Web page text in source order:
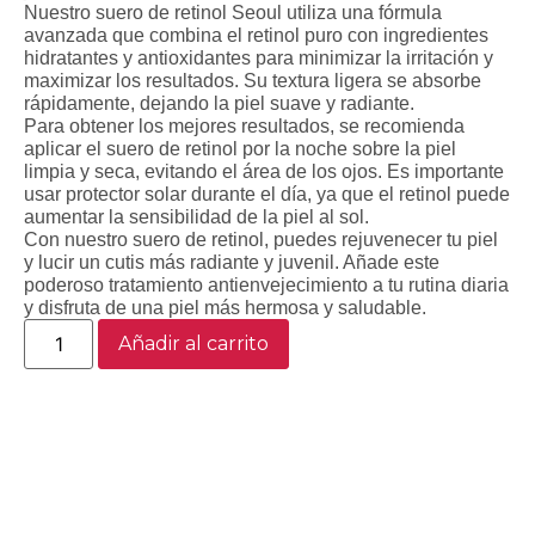
Nuestro suero de retinol Seoul utiliza una fórmula
avanzada que combina el retinol puro con ingredientes
hidratantes y antioxidantes para minimizar la irritación y
maximizar los resultados. Su textura ligera se absorbe
rápidamente, dejando la piel suave y radiante.
Para obtener los mejores resultados, se recomienda
aplicar el suero de retinol por la noche sobre la piel
limpia y seca, evitando el área de los ojos. Es importante
usar protector solar durante el día, ya que el retinol puede
aumentar la sensibilidad de la piel al sol.
Con nuestro suero de retinol, puedes rejuvenecer tu piel
y lucir un cutis más radiante y juvenil. Añade este
poderoso tratamiento antienvejecimiento a tu rutina diaria
y disfruta de una piel más hermosa y saludable.
Añadir al carrito